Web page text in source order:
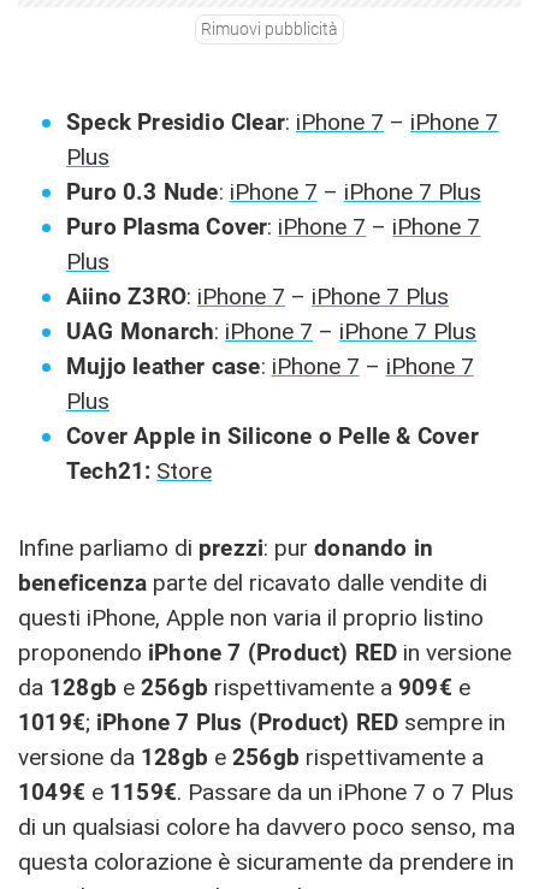
Rimuovi pubblicità
Speck Presidio Clear: iPhone 7 – iPhone 7
Plus
Puro 0.3 Nude: iPhone 7 – iPhone 7 Plus
Puro Plasma Cover: iPhone 7 – iPhone 7
Plus
Aiino Z3RO: iPhone 7 – iPhone 7 Plus
UAG Monarch: iPhone 7 – iPhone 7 Plus
Mujjo leather case: iPhone 7 – iPhone 7
Plus
Cover Apple in Silicone o Pelle & Cover
Tech21: Store
Infine parliamo di prezzi: purdonando in
beneficenza parte del ricavato dalle vendite di
questi iPhone, Apple non varia il proprio listino
proponendo iPhone 7 (Product) RED in versione
da 128gb e 256gb rispettivamente a 909€ e
1019€; iPhone 7 Plus (Product) RED sempre in
versione da 128gb e 256gb rispettivamente a
1049€ e 1159€. Passare da un iPhone 7 o 7 Plus
di un qualsiasi colore ha davvero poco senso, ma
questa colorazione è sicuramente da prendere in